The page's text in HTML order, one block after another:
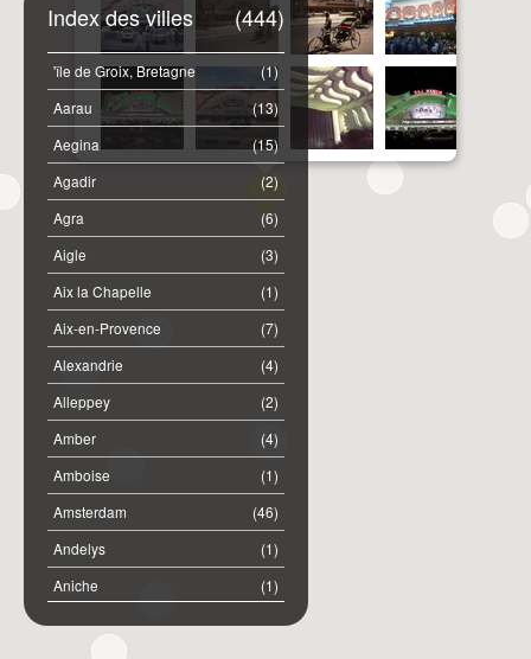
(444)
Index des villes
(1)
'île de Groix, Bretagne
(13)
Aarau
(15)
Aegina
(2)
Agadir
(6)
Agra
(3)
Aigle
(1)
Aix la Chapelle
(7)
Aix-en-Provence
(4)
Alexandrie
(2)
Alleppey
(4)
Amber
(1)
Amboise
(46)
Amsterdam
(1)
Andelys
(1)
Aniche
(2)
Annemasse